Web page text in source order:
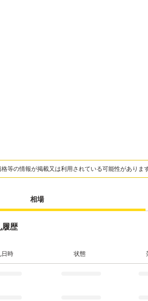
等の情報が掲載又は利用されている可能性がありま
相場
履歴
日時 状態